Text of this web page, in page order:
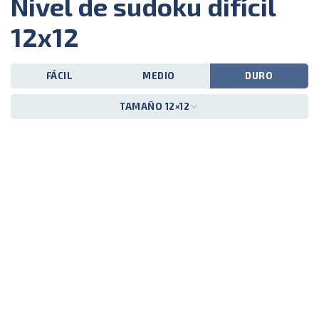
12x12
FÁCIL MEDIO DURO
TAMAÑO 12×12